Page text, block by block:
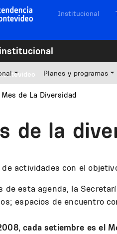
Navegación sitios
Institucional
Planes y programas
Mes de La Diversidad
de la
actividades con el
de esta agenda, la
espacios de encuentro
cada setiembre es el